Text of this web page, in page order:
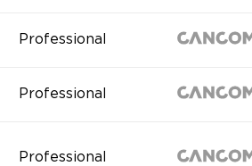
Professional
Professional
Professional